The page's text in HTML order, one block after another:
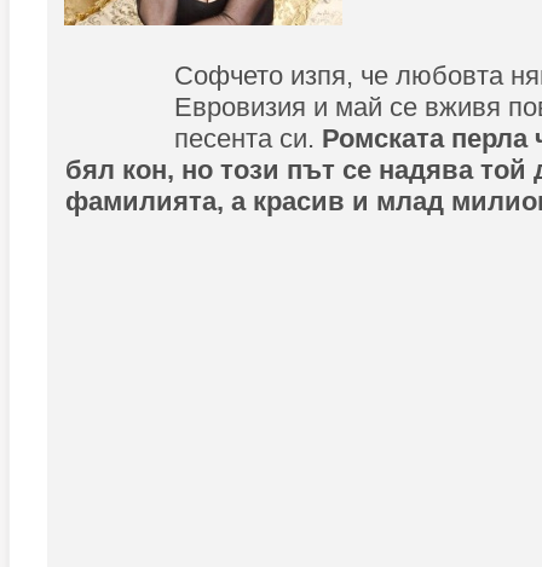
Софчето изпя, че любовта
Евровизия и май се вживя
песента си. Ромската перла
бял кон, но този път се надява той
фамилията, а красив и млад